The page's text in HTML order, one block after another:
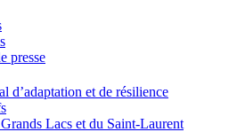
presse
d’adaptation et de résilience
Lacs et du Saint-Laurent